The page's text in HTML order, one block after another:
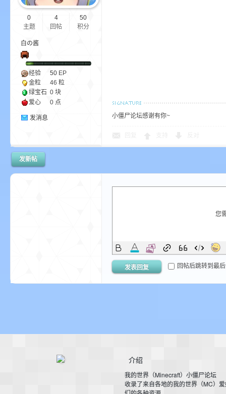
0
主题
4
回帖
50
积分
白の酱
经验 50 EP
金粒
46 粒
绿宝石 0 块
爱心
0 点
发消息 小僵尸论坛感谢有你~
发新帖
您
发表回复 回帖后跳转到最
介绍
我的世界（Minecraft）小僵尸论坛
收录了来自各地的我的世界（MC）